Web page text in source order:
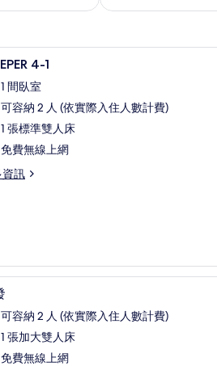
SLEEPER 4-1 |
4-1
1 間臥室
可容納 2 人 (依實際入住人數計費)
1 張標準雙人床
免費無線上網
資訊
單
可容納 2 人 (依實際入住人數計費)
1 張加大雙人床
免費無線上網